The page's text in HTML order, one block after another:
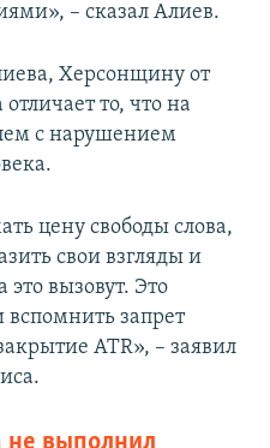
– сказал Алиев.
Херсонщину от
то, что на
с нарушением
цену свободы слова,
свои взгляды и
это вызовут. Это
вспомнить запрет
ATR», – заявил